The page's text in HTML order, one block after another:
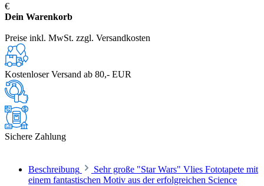
€
Dein Warenkorb
Preise inkl. MwSt. zzgl. Versandkosten
Kostenloser Versand ab 80,- EUR
Sichere Zahlung
Beschreibung
Sehr große "Star Wars" Vlies Fototapete mit
einem fantastischen Motiv aus der erfolgreichen Science